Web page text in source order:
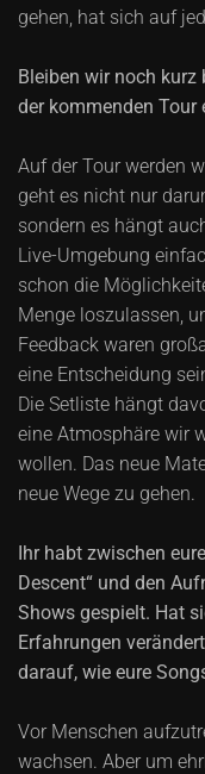
gehen, hat sich auf
Bleiben wir noch kurz
der kommenden Tour
Auf der Tour werden
geht es nicht nur
sondern es hängt
Live-Umgebung
schon die
Menge loszulassen,
Feedback waren
eine Entscheidung
Die Setliste hängt
eine Atmosphäre wir
wollen. Das neue
neue Wege zu gehen.
Ihr habt zwischen
Descent“ und den
Shows gespielt. Hat
Erfahrungen
darauf, wie eure
Vor Menschen
wachsen. Aber um